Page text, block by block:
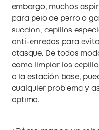
embargo, muchos
para pelo de perro o
succión, cepillos
anti-enredos para
atasque. De todos
como limpiar los
o la estación base,
cualquier problema y
óptimo.